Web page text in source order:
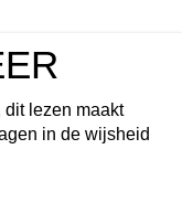
dit lezen maakt
in de wijsheid